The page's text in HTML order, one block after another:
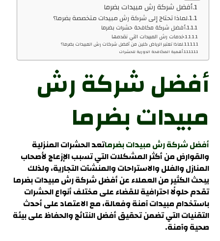
أفضل شركة رش مبيدات بضرما
لماذا تحتاج إلى شركة رش مبيدات متخصصة بضرما؟
أفضل شركة مكافحة حشرات بضرما
خدمات رش المبيدات التي نقدمها
لماذا تعتبر الرياض كلين من أفضل شركات رش المبيدات بضرما؟
أهمية المكافحة الدورية للحشرات
أفضل شركة رش
مبيدات بضرما
أفضل شركة رش مبيدات بضرماتعد الحشرات المنزلية
والقوارض من أكثر المشكلات التي تسبب الإزعاج لأصحاب
المنازل والفلل والاستراحات والمنشآت التجارية، ولذلك
يبحث الكثير من العملاء عن أفضل شركة رش مبيدات بضرما
تقدم حلولًا احترافية للقضاء على مختلف أنواع الحشرات
باستخدام مبيدات آمنة وفعالة، مع الاعتماد على أحدث
التقنيات التي تضمن تحقيق أفضل النتائج والحفاظ على بيئة
صحية وآمنة.